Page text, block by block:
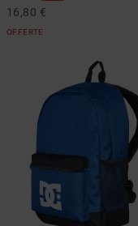
16,80 €
OFFERTE